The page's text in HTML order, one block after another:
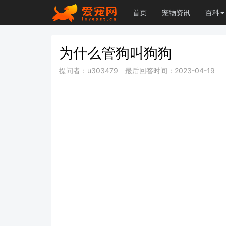
首页 宠物资讯 百科
为什么管狗叫狗狗
提问者：u303479 最后回答时间：2023-04-19